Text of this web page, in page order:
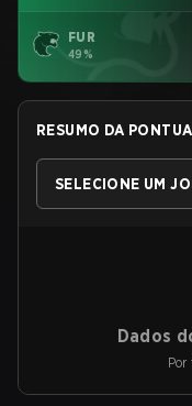
FUR
49%
RESUMO DA
SELECIONE UM
Dados